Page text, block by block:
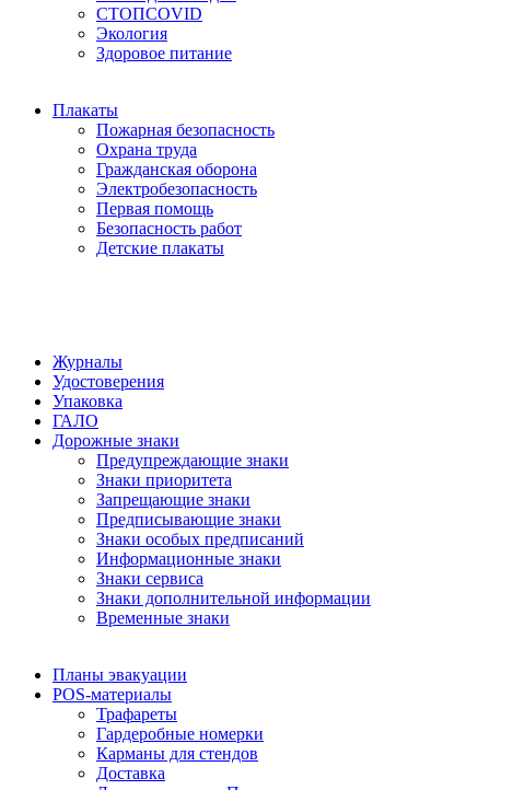
СТОПCOVID
Экология
Здоровое питание
Плакаты
Пожарная безопасность
Охрана труда
Гражданская оборона
Электробезопасность
Первая помощь
Безопасность работ
Детские плакаты
Журналы
Удостоверения
Упаковка
ГАЛО
Дорожные знаки
Предупреждающие знаки
Знаки приоритета
Запрещающие знаки
Предписывающие знаки
Знаки особых предписаний
Информационные знаки
Знаки сервиса
Знаки дополнительной информации
Временные знаки
Планы эвакуации
POS-материалы
Трафареты
Гардеробные номерки
Карманы для стендов
Доставка